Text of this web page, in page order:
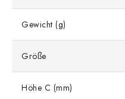
Gewicht (g)
Größe
Höhe C (mm)